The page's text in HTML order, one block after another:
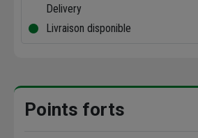
Delivery
Livraison disponible
Points forts